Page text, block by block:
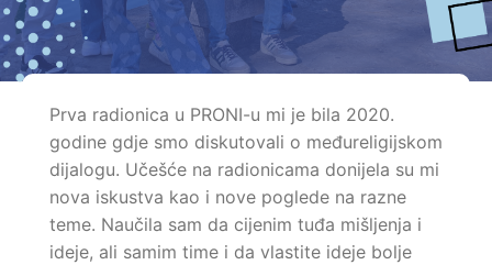
Prva radionica u PRONI-u mi je bila 2020.
godine gdje smo diskutovali o međureligijskom
dijalogu. Učešće na radionicama donijela su mi
nova iskustva kao i nove poglede na razne
teme. Naučila sam da cijenim tuđa mišljenja i
ideje, ali samim time i da vlastite ideje bolje